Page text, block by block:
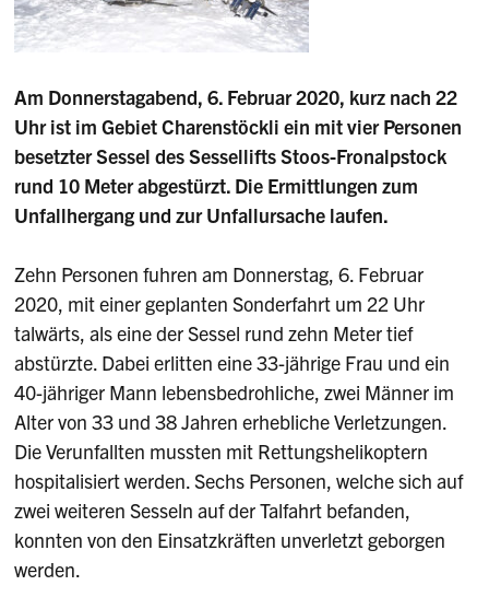
Am Donnerstagabend, 6. Februar 2020, kurz nach 22
Uhr ist im Gebiet Charenstöckli ein mit vier Personen
besetzter Sessel des Sessellifts Stoos-Fronalpstock
rund 10 Meter abgestürzt. Die Ermittlungen zum
Unfallhergang und zur Unfallursache laufen.
Zehn Personen fuhren am Donnerstag, 6. Februar
2020, mit einer geplanten Sonderfahrt um 22 Uhr
talwärts, als eine der Sessel rund zehn Meter tief
abstürzte. Dabei erlitten eine 33-jährige Frau und ein
40-jähriger Mann lebensbedrohliche, zwei Männer im
Alter von 33 und 38 Jahren erhebliche Verletzungen.
Die Verunfallten mussten mit Rettungshelikoptern
hospitalisiert werden. Sechs Personen, welche sich auf
zwei weiteren Sesseln auf der Talfahrt befanden,
konnten von den Einsatzkräften unverletzt geborgen
werden.